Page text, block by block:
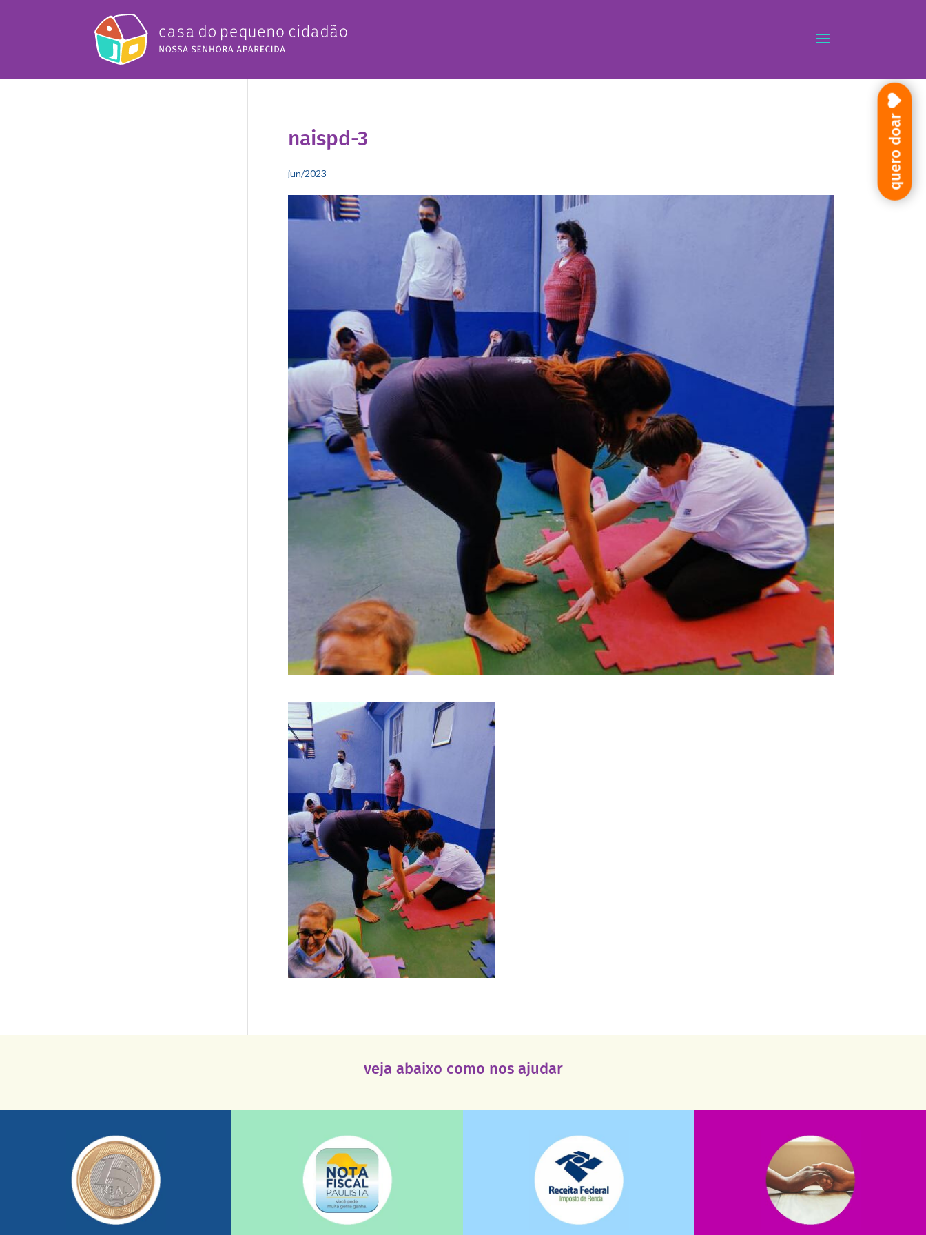
naispd-3
jun/2023
veja abaixo como nos ajudar
nossos relatórios mensais por e-mail
mostrando tudo o que fizemos com a
sua ajuda somada a de outras pessoas.
saiba mais
saiba mais
deixa de ir para o governo?
saiba mais
que possam nos ajudar com certos
assuntos. Entre em contato conosco e
saiba como nos ajudar.
saiba mais
quero doar